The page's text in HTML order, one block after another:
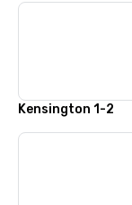
Kensington 1-2